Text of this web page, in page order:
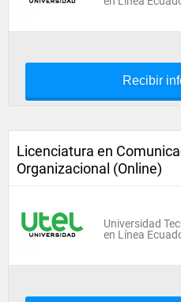
Recibir
Licenciatura en
Organizacional (Online)
Universidad
en Línea